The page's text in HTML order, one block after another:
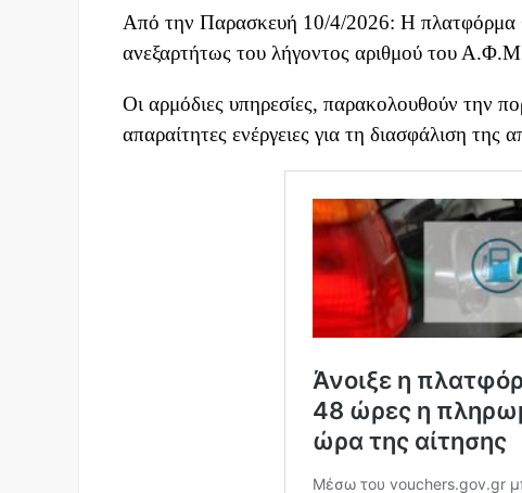
Από την Παρασκευή 10/4/2026: Η πλατφόρμα
ανεξαρτήτως του λήγοντος αριθμού του
Οι αρμόδιες υπηρεσίες, παρακολουθούν την
απαραίτητες ενέργειες για τη διασφάλιση